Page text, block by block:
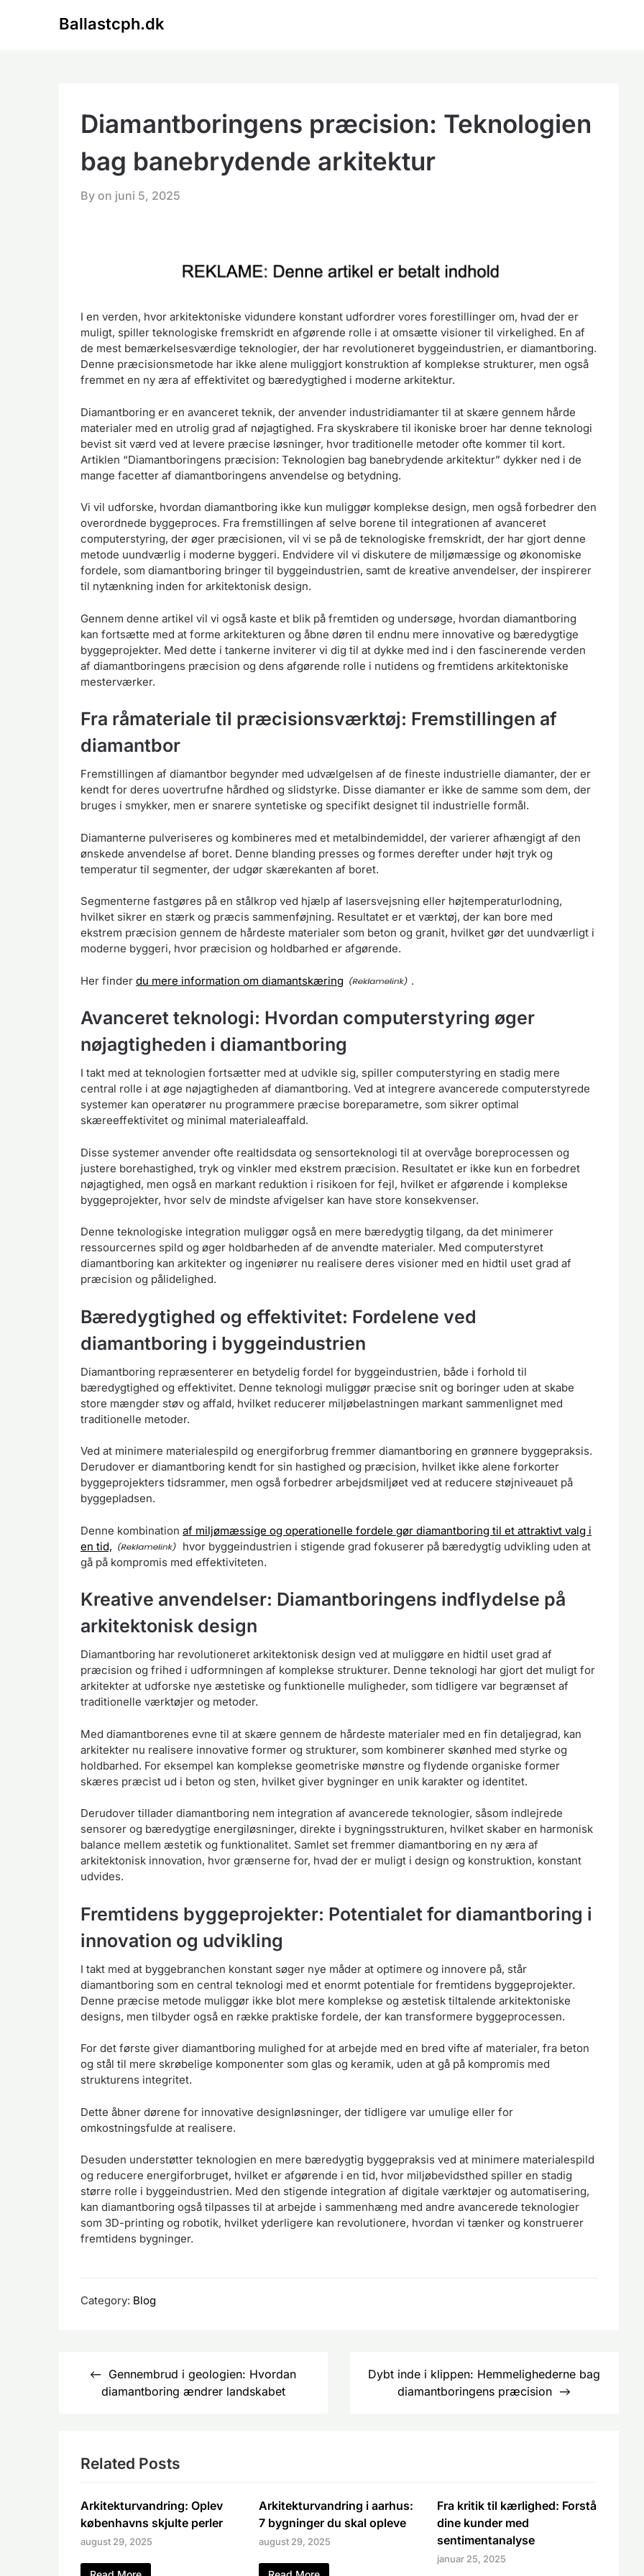
Ballastcph.dk
Diamantboringens præcision: Teknologien
bag banebrydende arkitektur
By on juni 5, 2025
I en verden, hvor arkitektoniske vidundere konstant udfordrer vores forestillinger om, hvad der er
muligt, spiller teknologiske fremskridt en afgørende rolle i at omsætte visioner til virkelighed. En af
de mest bemærkelsesværdige teknologier, der har revolutioneret byggeindustrien, er diamantboring.
Denne præcisionsmetode har ikke alene muliggjort konstruktion af komplekse strukturer, men også
fremmet en ny æra af effektivitet og bæredygtighed i moderne arkitektur.
Diamantboring er en avanceret teknik, der anvender industridiamanter til at skære gennem hårde
materialer med en utrolig grad af nøjagtighed. Fra skyskrabere til ikoniske broer har denne teknologi
bevist sit værd ved at levere præcise løsninger, hvor traditionelle metoder ofte kommer til kort.
Artiklen “Diamantboringens præcision: Teknologien bag banebrydende arkitektur” dykker ned i de
mange facetter af diamantboringens anvendelse og betydning.
Vi vil udforske, hvordan diamantboring ikke kun muliggør komplekse design, men også forbedrer den
overordnede byggeproces. Fra fremstillingen af selve borene til integrationen af avanceret
computerstyring, der øger præcisionen, vil vi se på de teknologiske fremskridt, der har gjort denne
metode uundværlig i moderne byggeri. Endvidere vil vi diskutere de miljømæssige og økonomiske
fordele, som diamantboring bringer til byggeindustrien, samt de kreative anvendelser, der inspirerer
til nytænkning inden for arkitektonisk design.
Gennem denne artikel vil vi også kaste et blik på fremtiden og undersøge, hvordan diamantboring
kan fortsætte med at forme arkitekturen og åbne døren til endnu mere innovative og bæredygtige
byggeprojekter. Med dette i tankerne inviterer vi dig til at dykke med ind i den fascinerende verden
af diamantboringens præcision og dens afgørende rolle i nutidens og fremtidens arkitektoniske
mesterværker.
Fra råmateriale til præcisionsværktøj: Fremstillingen af
diamantbor
Fremstillingen af diamantbor begynder med udvælgelsen af de fineste industrielle diamanter, der er
kendt for deres uovertrufne hårdhed og slidstyrke. Disse diamanter er ikke de samme som dem, der
bruges i smykker, men er snarere syntetiske og specifikt designet til industrielle formål.
Diamanterne pulveriseres og kombineres med et metalbindemiddel, der varierer afhængigt af den
ønskede anvendelse af boret. Denne blanding presses og formes derefter under højt tryk og
temperatur til segmenter, der udgør skærekanten af boret.
Segmenterne fastgøres på en stålkrop ved hjælp af lasersvejsning eller højtemperaturlodning,
hvilket sikrer en stærk og præcis sammenføjning. Resultatet er et værktøj, der kan bore med
ekstrem præcision gennem de hårdeste materialer som beton og granit, hvilket gør det uundværligt i
moderne byggeri, hvor præcision og holdbarhed er afgørende.
Her finder du mere information om diamantskæring .
Avanceret teknologi: Hvordan computerstyring øger
nøjagtigheden i diamantboring
I takt med at teknologien fortsætter med at udvikle sig, spiller computerstyring en stadig mere
central rolle i at øge nøjagtigheden af diamantboring. Ved at integrere avancerede computerstyrede
systemer kan operatører nu programmere præcise boreparametre, som sikrer optimal
skæreeffektivitet og minimal materialeaffald.
Disse systemer anvender ofte realtidsdata og sensorteknologi til at overvåge boreprocessen og
justere borehastighed, tryk og vinkler med ekstrem præcision. Resultatet er ikke kun en forbedret
nøjagtighed, men også en markant reduktion i risikoen for fejl, hvilket er afgørende i komplekse
byggeprojekter, hvor selv de mindste afvigelser kan have store konsekvenser.
Denne teknologiske integration muliggør også en mere bæredygtig tilgang, da det minimerer
ressourcernes spild og øger holdbarheden af de anvendte materialer. Med computerstyret
diamantboring kan arkitekter og ingeniører nu realisere deres visioner med en hidtil uset grad af
præcision og pålidelighed.
Bæredygtighed og effektivitet: Fordelene ved
diamantboring i byggeindustrien
Diamantboring repræsenterer en betydelig fordel for byggeindustrien, både i forhold til
bæredygtighed og effektivitet. Denne teknologi muliggør præcise snit og boringer uden at skabe
store mængder støv og affald, hvilket reducerer miljøbelastningen markant sammenlignet med
traditionelle metoder.
Ved at minimere materialespild og energiforbrug fremmer diamantboring en grønnere byggepraksis.
Derudover er diamantboring kendt for sin hastighed og præcision, hvilket ikke alene forkorter
byggeprojekters tidsrammer, men også forbedrer arbejdsmiljøet ved at reducere støjniveauet på
byggepladsen.
Denne kombination af miljømæssige og operationelle fordele gør diamantboring til et attraktivt valg i
en tid,
hvor byggeindustrien i stigende grad fokuserer på bæredygtig udvikling uden at
gå på kompromis med effektiviteten.
Kreative anvendelser: Diamantboringens indflydelse på
arkitektonisk design
Diamantboring har revolutioneret arkitektonisk design ved at muliggøre en hidtil uset grad af
præcision og frihed i udformningen af komplekse strukturer. Denne teknologi har gjort det muligt for
arkitekter at udforske nye æstetiske og funktionelle muligheder, som tidligere var begrænset af
traditionelle værktøjer og metoder.
Med diamantborenes evne til at skære gennem de hårdeste materialer med en fin detaljegrad, kan
arkitekter nu realisere innovative former og strukturer, som kombinerer skønhed med styrke og
holdbarhed. For eksempel kan komplekse geometriske mønstre og flydende organiske former
skæres præcist ud i beton og sten, hvilket giver bygninger en unik karakter og identitet.
Derudover tillader diamantboring nem integration af avancerede teknologier, såsom indlejrede
sensorer og bæredygtige energiløsninger, direkte i bygningsstrukturen, hvilket skaber en harmonisk
balance mellem æstetik og funktionalitet. Samlet set fremmer diamantboring en ny æra af
arkitektonisk innovation, hvor grænserne for, hvad der er muligt i design og konstruktion, konstant
udvides.
Fremtidens byggeprojekter: Potentialet for diamantboring i
innovation og udvikling
I takt med at byggebranchen konstant søger nye måder at optimere og innovere på, står
diamantboring som en central teknologi med et enormt potentiale for fremtidens byggeprojekter.
Denne præcise metode muliggør ikke blot mere komplekse og æstetisk tiltalende arkitektoniske
designs, men tilbyder også en række praktiske fordele, der kan transformere byggeprocessen.
For det første giver diamantboring mulighed for at arbejde med en bred vifte af materialer, fra beton
og stål til mere skrøbelige komponenter som glas og keramik, uden at gå på kompromis med
strukturens integritet.
Dette åbner dørene for innovative designløsninger, der tidligere var umulige eller for
omkostningsfulde at realisere.
Desuden understøtter teknologien en mere bæredygtig byggepraksis ved at minimere materialespild
og reducere energiforbruget, hvilket er afgørende i en tid, hvor miljøbevidsthed spiller en stadig
større rolle i byggeindustrien. Med den stigende integration af digitale værktøjer og automatisering,
kan diamantboring også tilpasses til at arbejde i sammenhæng med andre avancerede teknologier
som 3D-printing og robotik, hvilket yderligere kan revolutionere, hvordan vi tænker og konstruerer
fremtidens bygninger.
Category: Blog
Gennembrud i geologien: Hvordan
diamantboring ændrer landskabet
Dybt inde i klippen: Hemmelighederne bag
diamantboringens præcision
Related Posts
Arkitekturvandring: Oplev
københavns skjulte perler
august 29, 2025
Arkitekturvandring i aarhus:
7 bygninger du skal opleve
august 29, 2025
Fra kritik til kærlighed: Forstå
dine kunder med
sentimentanalyse
januar 25, 2025